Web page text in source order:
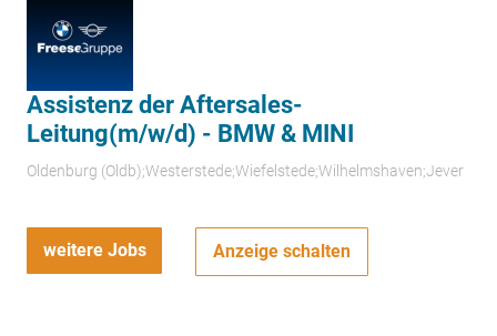
Assistenz der Aftersales-
Leitung(m/w/d) - BMW & MINI
Oldenburg (Oldb);Westerstede;Wiefelstede;Wilhelmshaven;Jever
weitere Jobs Anzeige schalten